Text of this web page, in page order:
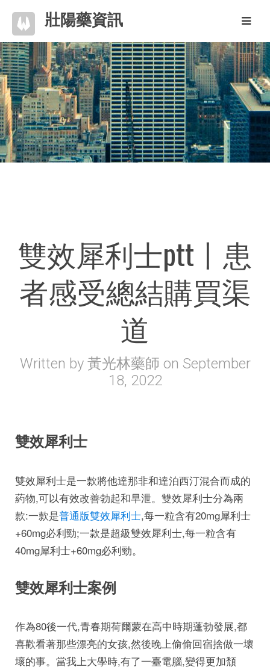
壯陽藥資訊
雙效犀利士ptt丨患
者感受總結購買渠
道
Written by 黃光林藥師 on September
18, 2022
雙效犀利士
雙效犀利士是一款將他達那非和達泊西汀混合而成的
葯物,可以有效改善勃起和早泄。雙效犀利士分為兩
款:一款是普通版雙效犀利士,每一粒含有20mg犀利士
+60mg必利勁;一款是超級雙效犀利士,每一粒含有
40mg犀利士+60mg必利勁。
雙效犀利士案例
作為80後一代,青春期荷爾蒙在高中時期蓬勃發展,都
喜歡看著那些漂亮的女孩,然後晚上偷偷回宿捨做一壞
壞的事。當我上大學時,有了一臺電腦,變得更加頹